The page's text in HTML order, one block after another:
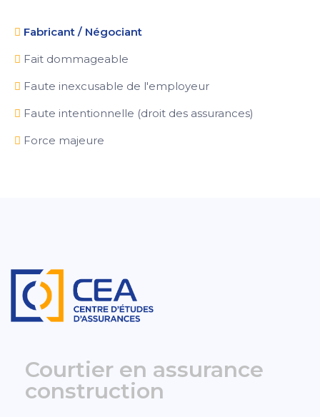
Fabricant / Négociant
Fait dommageable
Faute inexcusable de l'employeur
Faute intentionnelle (droit des assurances)
Force majeure
Courtier en assurance
construction